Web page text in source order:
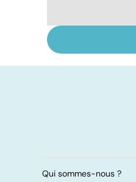
alimentaires :
Qui sommes-nous ?